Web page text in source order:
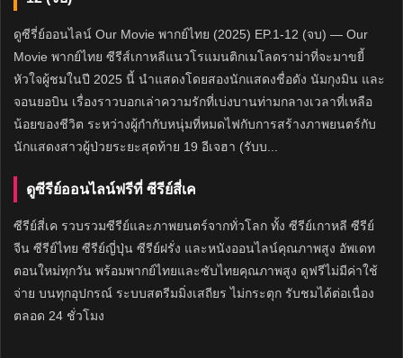
ดูซีรี่ย์ออนไลน์ Our Movie พากย์ไทย (2025) EP.1-12 (จบ) — Our
Movie พากย์ไทย ซีรีส์เกาหลีแนวโรแมนติกเมโลดราม่าที่จะมาขยี้
หัวใจผู้ชมในปี 2025 นี้ นำแสดงโดยสองนักแสดงชื่อดัง นัมกุงมิน และ
จอนยอบิน เรื่องราวบอกเล่าความรักที่เบ่งบานท่ามกลางเวลาที่เหลือ
น้อยของชีวิต ระหว่างผู้กำกับหนุ่มที่หมดไฟกับการสร้างภาพยนตร์กับ
นักแสดงสาวผู้ป่วยระยะสุดท้าย 19 อีเจฮา (รับบ...
ดูซีรีย์ออนไลน์ฟรีที่ ซีรีย์สี่เค
ซีรีย์สี่เค รวบรวมซีรีย์และภาพยนตร์จากทั่วโลก ทั้ง ซีรีย์เกาหลี ซีรีย์
จีน ซีรีย์ไทย ซีรีย์ญี่ปุ่น ซีรีย์ฝรั่ง และหนังออนไลน์คุณภาพสูง อัพเดท
ตอนใหม่ทุกวัน พร้อมพากย์ไทยและซับไทยคุณภาพสูง ดูฟรีไม่มีค่าใช้
จ่าย บนทุกอุปกรณ์ ระบบสตรีมมิ่งเสถียร ไม่กระตุก รับชมได้ต่อเนื่อง
ตลอด 24 ชั่วโมง